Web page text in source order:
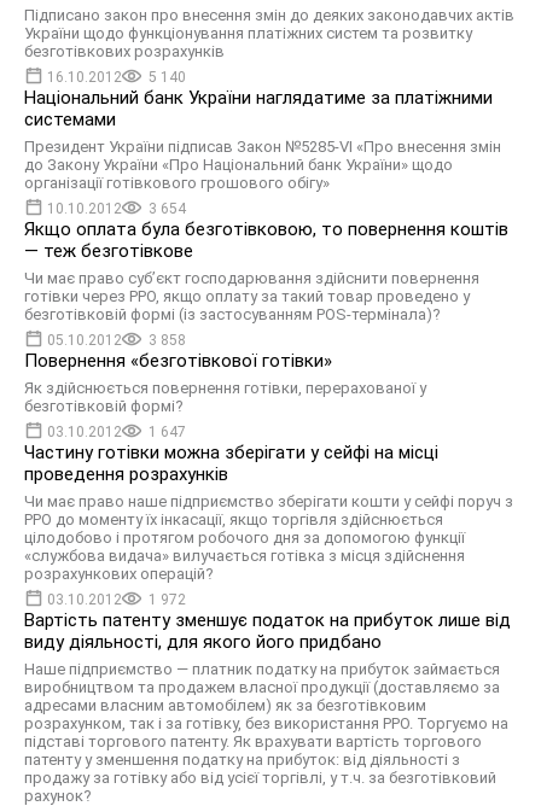
Підписано закон про внесення змін до деяких законодавчих актів
України щодо функціонування платіжних систем та розвитку
безготівкових розрахунків
16.10.2012 5 140
Національний банк України наглядатиме за платіжними
системами
Президент України підписав Закон №5285-VI «Про внесення змін
до Закону України «Про Національний банк України» щодо
організації готівкового грошового обігу»
10.10.2012 3 654
Якщо оплата була безготівковою, то повернення коштів
— теж безготівкове
Чи має право суб’єкт господарювання здійснити повернення
готівки через РРО, якщо оплату за такий товар проведено у
безготівковій формі (із застосуванням POS-термінала)?
05.10.2012 3 858
Повернення «безготівкової готівки»
Як здійснюється повернення готівки, перерахованої у
безготівковій формі?
03.10.2012 1 647
Частину готівки можна зберігати у сейфі на місці
проведення розрахунків
Чи має право наше підприємство зберігати кошти у сейфі поруч з
РРО до моменту їх інкасації, якщо торгівля здійснюється
цілодобово і протягом робочого дня за допомогою функції
«службова видача» вилучається готівка з місця здійснення
розрахункових операцій?
03.10.2012 1 972
Вартість патенту зменшує податок на прибуток лише від
виду діяльності, для якого його придбано
Наше підприємство — платник податку на прибуток займається
виробництвом та продажем власної продукції (доставляємо за
адресами власним автомобілем) як за безготівковим
розрахунком, так і за готівку, без використання РРО. Торгуємо на
підставі торгового патенту. Як врахувати вартість торгового
патенту у зменшення податку на прибуток: від діяльності з
продажу за готівку або від усієї торгівлі, у т.ч. за безготівковий
рахунок?